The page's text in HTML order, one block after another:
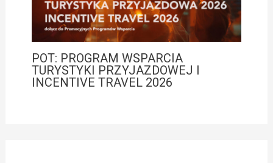
POT: PROGRAM WSPARCIA
TURYSTYKI PRZYJAZDOWEJ I
INCENTIVE TRAVEL 2026